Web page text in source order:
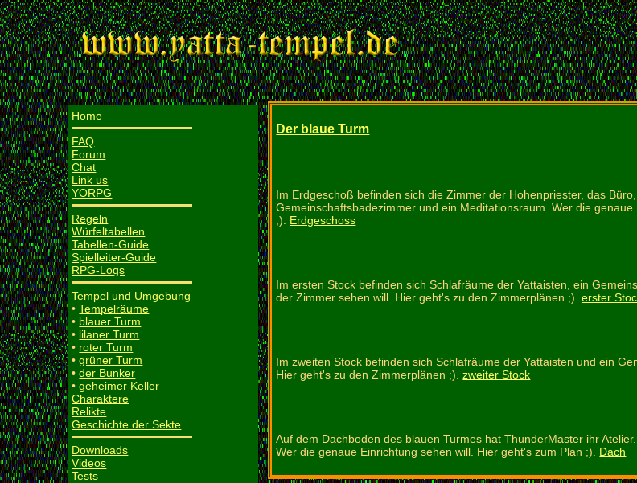
Home
FAQ
Forum
Chat
Link us
YORPG
Regeln
Würfeltabellen
Tabellen-Guide
Spielleiter-Guide
RPG-Logs
Tempel und Umgebung
•Tempelräume
• blauer Turm
• lilaner Turm
• roter Turm
•grüner Turm
•der Bunker
•geheimer Keller
Charaktere
Relikte
Geschichte der Sekte
Downloads
Videos
Tests
Der blaue Turm
Im Erdgeschoß befinden sich die Zimmer der Hohenpriester, das
Gemeinschaftsbadezimmer und ein Meditationsraum. Wer die
;). Erdgeschoss
Im ersten Stock befinden sich Schlafräume der Yattaisten, ein
der Zimmer sehen will. Hier geht's zu den Zimmerplänen ;).erster
Im zweiten Stock befinden sich Schlafräume der Yattaisten und ein
Hier geht's zu den Zimmerplänen ;).zweiter Stock
Auf dem Dachboden des blauen Turmes hat ThunderMaster ihr Atelier.
Wer die genaue Einrichtung sehen will. Hier geht's zum Plan ;). Dach